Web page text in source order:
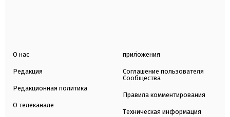
О нас
Редакция
Редакционная политика
О телеканале
приложения
Соглашение пользователя
Сообщества
Правила комментирования
Техническая информация